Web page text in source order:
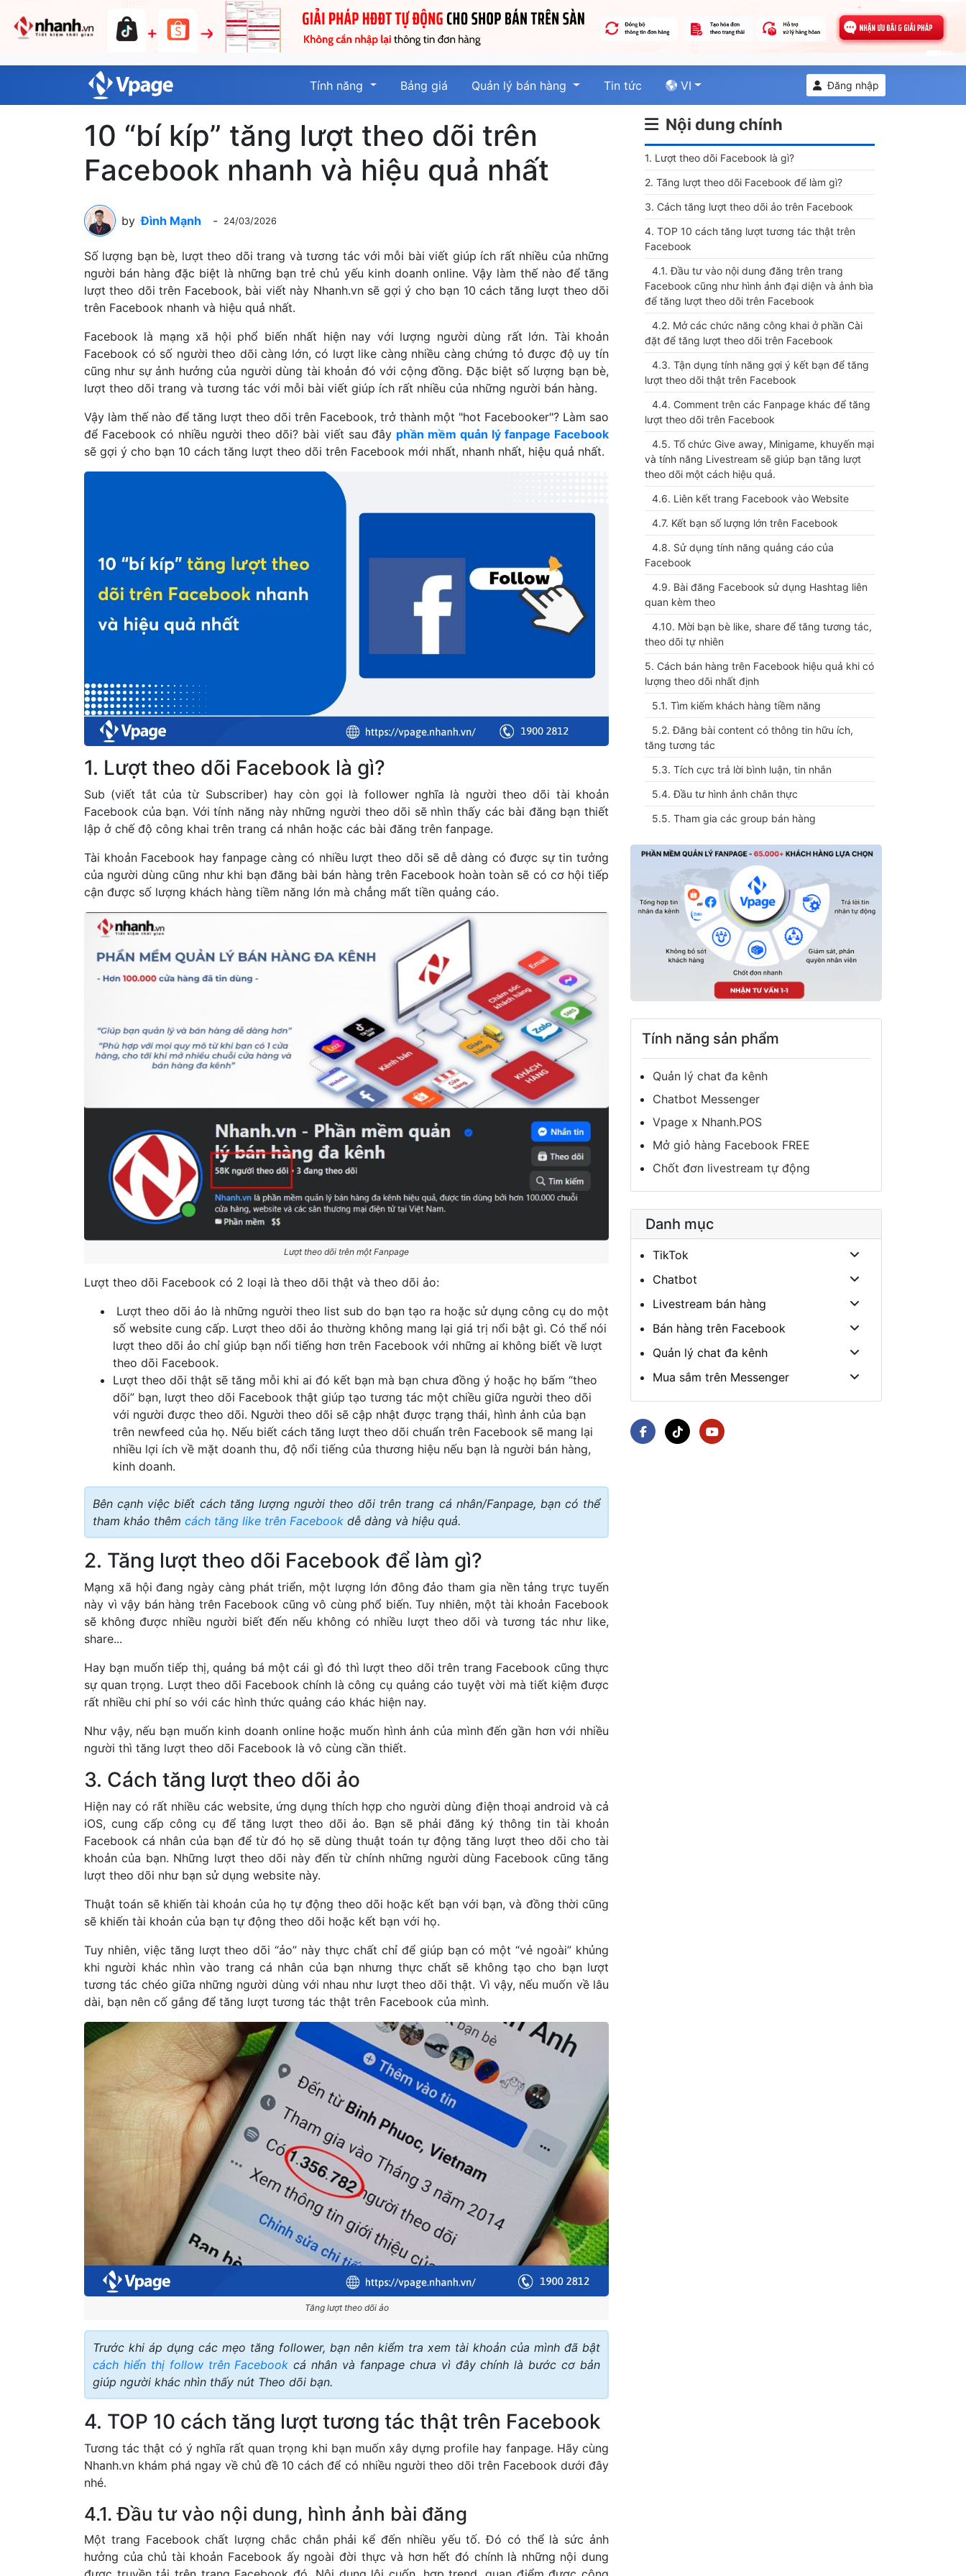
Tính năng Bảng giá Quản lý bán hàng Tin tức VI Đăng nhập
10 “bí kíp” tăng lượt theo dõi trên
Facebook nhanh và hiệu quả nhất
by Đình Mạnh - 24/03/2026
Số lượng bạn bè, lượt theo dõi trang và tương tác với mỗi bài viết giúp ích rất nhiều của những
người bán hàng đặc biệt là những bạn trẻ chủ yếu kinh doanh online. Vậy làm thế nào để tăng
lượt theo dõi trên Facebook, bài viết này Nhanh.vn sẽ gợi ý cho bạn 10 cách tăng lượt theo dõi
trên Facebook nhanh và hiệu quả nhất.
Facebook là mạng xã hội phổ biến nhất hiện nay với lượng người dùng rất lớn. Tài khoản
Facebook có số người theo dõi càng lớn, có lượt like càng nhiều càng chứng tỏ được độ uy tín
cũng như sự ảnh hưởng của người dùng tài khoản đó với cộng đồng. Đặc biệt số lượng bạn bè,
lượt theo dõi trang và tương tác với mỗi bài viết giúp ích rất nhiều của những người bán hàng.
Vậy làm thế nào để tăng lượt theo dõi trên Facebook, trở thành một "hot Facebooker"? Làm sao
để Facebook có nhiều người theo dõi? bài viết sau đây phần mềm quản lý fanpage Facebook
sẽ gợi ý cho bạn 10 cách tăng lượt theo dõi trên Facebook mới nhất, nhanh nhất, hiệu quả nhất.
1. Lượt theo dõi Facebook là gì?
Sub (viết tắt của từ Subscriber) hay còn gọi là follower nghĩa là người theo dõi tài khoản
Facebook của bạn. Với tính năng này những người theo dõi sẽ nhìn thấy các bài đăng bạn thiết
lập ở chế độ công khai trên trang cá nhân hoặc các bài đăng trên fanpage.
Tài khoản Facebook hay fanpage càng có nhiều lượt theo dõi sẽ dễ dàng có được sự tin tưởng
của người dùng cũng như khi bạn đăng bài bán hàng trên Facebook hoàn toàn sẽ có cơ hội tiếp
cận được số lượng khách hàng tiềm năng lớn mà chẳng mất tiền quảng cáo.
Lượt theo dõi trên một Fanpage
Lượt theo dõi Facebook có 2 loại là theo dõi thật và theo dõi ảo:
Lượt theo dõi ảo là những người theo list sub do bạn tạo ra hoặc sử dụng công cụ do một
số website cung cấp. Lượt theo dõi ảo thường không mang lại giá trị nổi bật gì. Có thể nói
lượt theo dõi ảo chỉ giúp bạn nổi tiếng hơn trên Facebook với những ai không biết về lượt
theo dõi Facebook.
Lượt theo dõi thật sẽ tăng mỗi khi ai đó kết bạn mà bạn chưa đồng ý hoặc họ bấm “theo
dõi” bạn, lượt theo dõi Facebook thật giúp tạo tương tác một chiều giữa người theo dõi
với người được theo dõi. Người theo dõi sẽ cập nhật được trạng thái, hình ảnh của bạn
trên newfeed của họ. Nếu biết cách tăng lượt theo dõi chuẩn trên Facebook sẽ mang lại
nhiều lợi ích về mặt doanh thu, độ nổi tiếng của thương hiệu nếu bạn là người bán hàng,
kinh doanh.
Bên cạnh việc biết cách tăng lượng người theo dõi trên trang cá nhân/Fanpage, bạn có thể
tham khảo thêm cách tăng like trên Facebook dễ dàng và hiệu quả.
2. Tăng lượt theo dõi Facebook để làm gì?
Mạng xã hội đang ngày càng phát triển, một lượng lớn đông đảo tham gia nền tảng trực tuyến
này vì vậy bán hàng trên Facebook cũng vô cùng phổ biến. Tuy nhiên, một tài khoản Facebook
sẽ không được nhiều người biết đến nếu không có nhiều lượt theo dõi và tương tác như like,
share...
Hay bạn muốn tiếp thị, quảng bá một cái gì đó thì lượt theo dõi trên trang Facebook cũng thực
sự quan trọng. Lượt theo dõi Facebook chính là công cụ quảng cáo tuyệt vời mà tiết kiệm được
rất nhiều chi phí so với các hình thức quảng cáo khác hiện nay.
Như vậy, nếu bạn muốn kinh doanh online hoặc muốn hình ảnh của mình đến gần hơn với nhiều
người thì tăng lượt theo dõi Facebook là vô cùng cần thiết.
3. Cách tăng lượt theo dõi ảo
Hiện nay có rất nhiều các website, ứng dụng thích hợp cho người dùng điện thoại android và cả
iOS, cung cấp công cụ để tăng lượt theo dõi ảo. Bạn sẽ phải đăng ký thông tin tài khoản
Facebook cá nhân của bạn để từ đó họ sẽ dùng thuật toán tự động tăng lượt theo dõi cho tài
khoản của bạn. Những lượt theo dõi này đến từ chính những người dùng Facebook cũng tăng
lượt theo dõi như bạn sử dụng website này.
Thuật toán sẽ khiến tài khoản của họ tự động theo dõi hoặc kết bạn với bạn, và đồng thời cũng
sẽ khiến tài khoản của bạn tự động theo dõi hoặc kết bạn với họ.
Tuy nhiên, việc tăng lượt theo dõi “ảo” này thực chất chỉ để giúp bạn có một “vẻ ngoài” khủng
khi người khác nhìn vào trang cá nhân của bạn nhưng thực chất sẽ không tạo cho bạn lượt
tương tác chéo giữa những người dùng với nhau như lượt theo dõi thật. Vì vậy, nếu muốn về lâu
dài, bạn nên cố gắng để tăng lượt tương tác thật trên Facebook của mình.
Tăng lượt theo dõi ảo
Trước khi áp dụng các mẹo tăng follower, bạn nên kiểm tra xem tài khoản của mình đã bật
cách hiển thị follow trên Facebook cá nhân và fanpage chưa vì đây chính là bước cơ bản
giúp người khác nhìn thấy nút Theo dõi bạn.
4. TOP 10 cách tăng lượt tương tác thật trên Facebook
Tương tác thật có ý nghĩa rất quan trọng khi bạn muốn xây dựng profile hay fanpage. Hãy cùng
Nhanh.vn khám phá ngay về chủ đề 10 cách để có nhiều người theo dõi trên Facebook dưới đây
nhé.
4.1. Đầu tư vào nội dung, hình ảnh bài đăng
Một trang Facebook chất lượng chắc chắn phải kể đến nhiều yếu tố. Đó có thể là sức ảnh
hưởng của chủ tài khoản Facebook ấy ngoài đời thực và hơn hết đó chính là những nội dung
Nội dung chính
1. Lượt theo dõi Facebook là gì?
2. Tăng lượt theo dõi Facebook để làm gì?
3. Cách tăng lượt theo dõi ảo trên Facebook
4. TOP 10 cách tăng lượt tương tác thật trên
Facebook
4.1. Đầu tư vào nội dung đăng trên trang
Facebook cũng như hình ảnh đại diện và ảnh bìa
để tăng lượt theo dõi trên Facebook
4.2. Mở các chức năng công khai ở phần Cài
đặt để tăng lượt theo dõi trên Facebook
4.3. Tận dụng tính năng gợi ý kết bạn để tăng
lượt theo dõi thật trên Facebook
4.4. Comment trên các Fanpage khác để tăng
lượt theo dõi trên Facebook
4.5. Tổ chức Give away, Minigame, khuyến mại
và tính năng Livestream sẽ giúp bạn tăng lượt
theo dõi một cách hiệu quả.
4.6. Liên kết trang Facebook vào Website
4.7. Kết bạn số lượng lớn trên Facebook
4.8. Sử dụng tính năng quảng cáo của
Facebook
4.9. Bài đăng Facebook sử dụng Hashtag liên
quan kèm theo
4.10. Mời bạn bè like, share để tăng tương tác,
theo dõi tự nhiên
5. Cách bán hàng trên Facebook hiệu quả khi có
lượng theo dõi nhất định
5.1. Tìm kiếm khách hàng tiềm năng
5.2. Đăng bài content có thông tin hữu ích,
tăng tương tác
5.3. Tích cực trả lời bình luận, tin nhắn
5.4. Đầu tư hình ảnh chân thực
5.5. Tham gia các group bán hàng
Tính năng sản phẩm
Quản lý chat đa kênh
Chatbot Messenger
Vpage x Nhanh.POS
Mở giỏ hàng Facebook FREE
Chốt đơn livestream tự động
Danh mục
TikTok
Chatbot
Livestream bán hàng
Bán hàng trên Facebook
Quản lý chat đa kênh
Mua sắm trên Messenger